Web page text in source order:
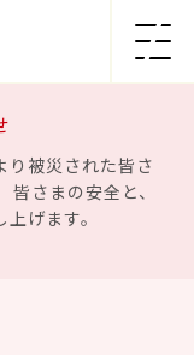
り被災された皆さ
さまの安全と、
げます。